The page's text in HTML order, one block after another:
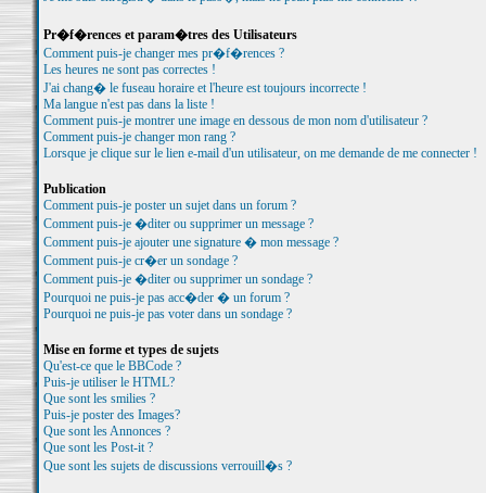
Pr�f�rences et param�tres des Utilisateurs
Comment puis-je changer mes pr�f�rences ?
Les heures ne sont pas correctes !
J'ai chang� le fuseau horaire et l'heure est toujours incorrecte !
Ma langue n'est pas dans la liste !
Comment puis-je montrer une image en dessous de mon nom d'utilisateur ?
Comment puis-je changer mon rang ?
Lorsque je clique sur le lien e-mail d'un utilisateur, on me demande de me connecter !
Publication
Comment puis-je poster un sujet dans un forum ?
Comment puis-je �diter ou supprimer un message ?
Comment puis-je ajouter une signature � mon message ?
Comment puis-je cr�er un sondage ?
Comment puis-je �diter ou supprimer un sondage ?
Pourquoi ne puis-je pas acc�der � un forum ?
Pourquoi ne puis-je pas voter dans un sondage ?
Mise en forme et types de sujets
Qu'est-ce que le BBCode ?
Puis-je utiliser le HTML?
Que sont les smilies ?
Puis-je poster des Images?
Que sont les Annonces ?
Que sont les Post-it ?
Que sont les sujets de discussions verrouill�s ?